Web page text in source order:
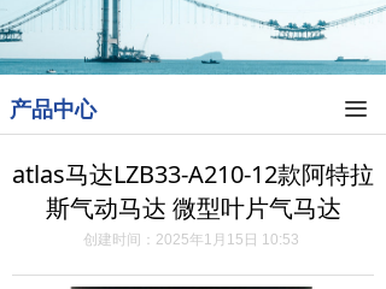
新闻中心
产品中心
客户案例
在线留言
联系我们
atlas马达LZB33-A210-12款阿特拉
斯气动马达 微型叶片气马达
创建时间： 2025年1月15日 10:53
产品中心 끀